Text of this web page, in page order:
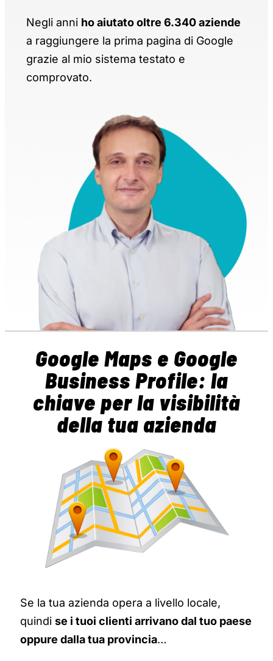
Negli anni ho aiutato oltre 6.340 aziende
a raggiungere la prima pagina di Google
grazie al mio sistema testato e
comprovato.
Google Maps e Google
Business Profile: la
chiave per la visibilità
della tua azienda
Se la tua azienda opera a livello locale,
quindi se i tuoi clienti arrivano dal tuo paese
oppure dalla tua provincia…